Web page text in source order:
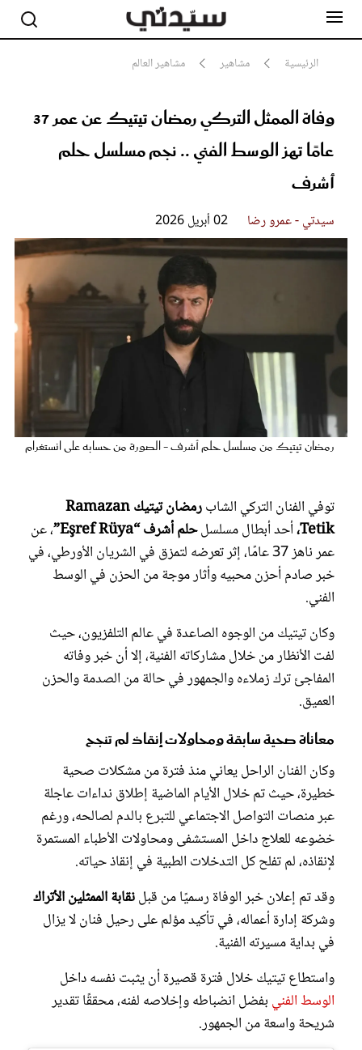
الرئيسية مشاهير مشاهير العالم
وفاة الممثل التركي رمضان تيتيك عن عمر 37
عامًا تهز الوسط الفني .. نجم مسلسل حلم
أشرف
سيدتي - عمرو رضا 02 أبريل 2026
رمضان تيتيك من مسلسل حلم أشرف - الصورة من حسابه على انستغرام
توفي الفنان التركي الشاب
رمضان تيتيك Ramazan
Tetik، أحد أبطال مسلسلحلم أشرف “Eşref Rüya”
، عن
عمر ناهز 37 عامًا، إثر تعرضه لتمزق في الشريان الأورطي، في
خبر صادم أحزن محبيه وأثار موجة من الحزن في الوسط
الفني.
وكان تيتيك من الوجوه الصاعدة في عالم التلفزيون، حيث
لفت الأنظار من خلال مشاركاته الفنية، إلا أن خبر وفاته
المفاجئ ترك زملاءه والجمهور في حالة من الصدمة والحزن
العميق.
معاناة صحية سابقة ومحاولات إنقاذ لم تنجح
وكان الفنان الراحل يعاني منذ فترة من مشكلات صحية
خطيرة، حيث تم خلال الأيام الماضية إطلاق نداءات عاجلة
عبر منصات التواصل الاجتماعي للتبرع بالدم لصالحه، ورغم
خضوعه للعلاج داخل المستشفى ومحاولات الأطباء المستمرة
لإنقاذه، لم تفلح كل التدخلات الطبية في إنقاذ حياته.
وقد تم إعلان خبر الوفاة رسميًا من قبلنقابة الممثلين الأتراك
وشركة إدارة أعماله، في تأكيد مؤلم على رحيل فنان لا يزال
في بداية مسيرته الفنية.
واستطاع تيتيك خلال فترة قصيرة أن يثبت نفسه داخل
الوسط الفني بفضل انضباطه وإخلاصه لفنه، محققًا تقدير
شريحة واسعة من الجمهور.
مشاهير
جمال
صحة ورشاقة
سيدتي وطفلك
بلس+
عروس سيدتي
غلاف رقمي